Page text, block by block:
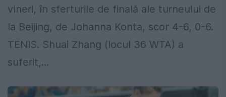
vineri, în sferturile de finală ale turneului de
la Beijing, de Johanna Konta, scor 4-6, 0-6.
TENIS. Shuai Zhang (locul 36 WTA) a
suferit,...